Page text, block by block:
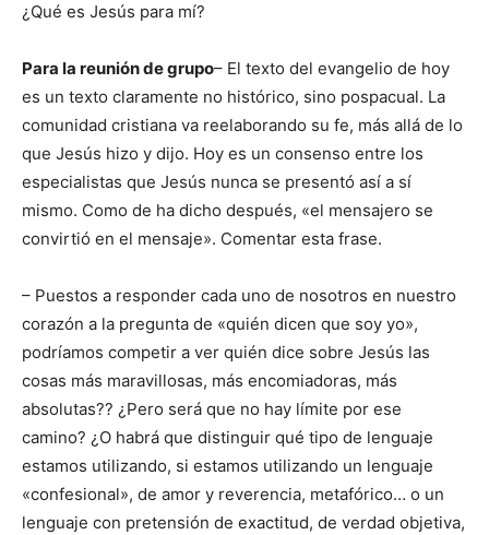
¿Qué es Jesús para mí?
Para la reunión de grupo– El texto del evangelio de hoy
es un texto claramente no histórico, sino pospacual. La
comunidad cristiana va reelaborando su fe, más allá de lo
que Jesús hizo y dijo. Hoy es un consenso entre los
especialistas que Jesús nunca se presentó así a sí
mismo. Como de ha dicho después, «el mensajero se
convirtió en el mensaje». Comentar esta frase.
– Puestos a responder cada uno de nosotros en nuestro
corazón a la pregunta de «quién dicen que soy yo»,
podríamos competir a ver quién dice sobre Jesús las
cosas más maravillosas, más encomiadoras, más
absolutas?? ¿Pero será que no hay límite por ese
camino? ¿O habrá que distinguir qué tipo de lenguaje
estamos utilizando, si estamos utilizando un lenguaje
«confesional», de amor y reverencia, metafórico… o un
lenguaje con pretensión de exactitud, de verdad objetiva,